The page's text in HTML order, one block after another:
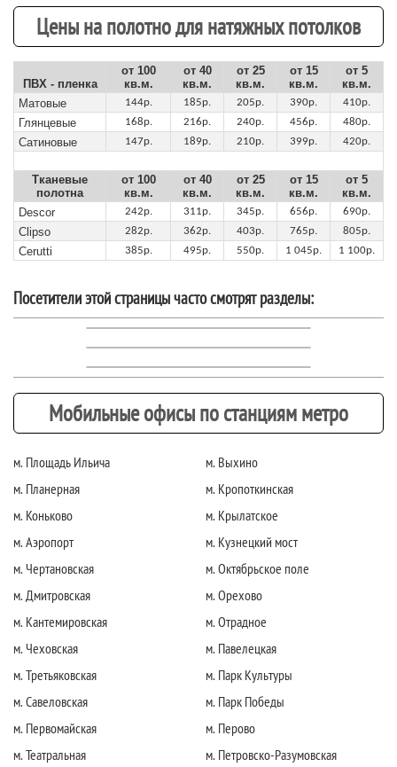
Цены на полотно для натяжных потолков
ПВХ - пленка
от 100
кв.м.
от 40
кв.м.
от 25
кв.м.
от 15
кв.м.
от 5
кв.м.
Матовые
144р. 185р. 205р. 390р. 410р.
Глянцевые 168р. 216р. 240р. 456р. 480р.
Сатиновые 147р. 189р. 210р. 399р. 420р.
Тканевые
полотна
от 100
кв.м.
от 40
кв.м.
от 25
кв.м.
от 15
кв.м.
от 5
кв.м.
Descor
242р. 311р. 345р. 656р. 690р.
Clipso 282р. 362р. 403р. 765р. 805р.
Cerutti 385р. 495р. 550р. 1 045р. 1 100р.
Посетители этой страницы часто смотрят разделы:
Мобильные офисы по станциям метро
м. Площадь Ильича
м. Планерная
м. Коньково
м. Аэропорт
м. Чертановская
м. Дмитровская
м. Кантемировская
м. Чеховская
м. Третьяковская
м. Савеловская
м. Первомайская
м. Театральная
м. Выхино
м. Кропоткинская
м. Крылатское
м. Кузнецкий мост
м. Октябрьское поле
м. Орехово
м. Отрадное
м. Павелецкая
м. Парк Культуры
м. Парк Победы
м. Перово
м. Петровско-Разумовская